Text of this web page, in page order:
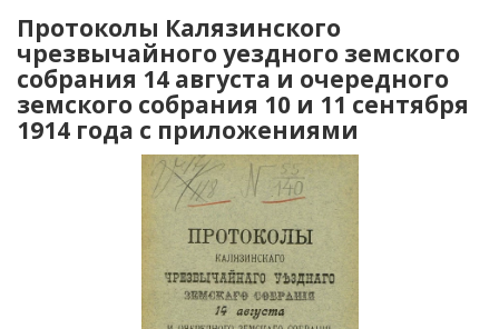
Протоколы Калязинского
чрезвычайного уездного земского
собрания 14 августа и очередного
земского собрания 10 и 11 сентября
1914 года с приложениями